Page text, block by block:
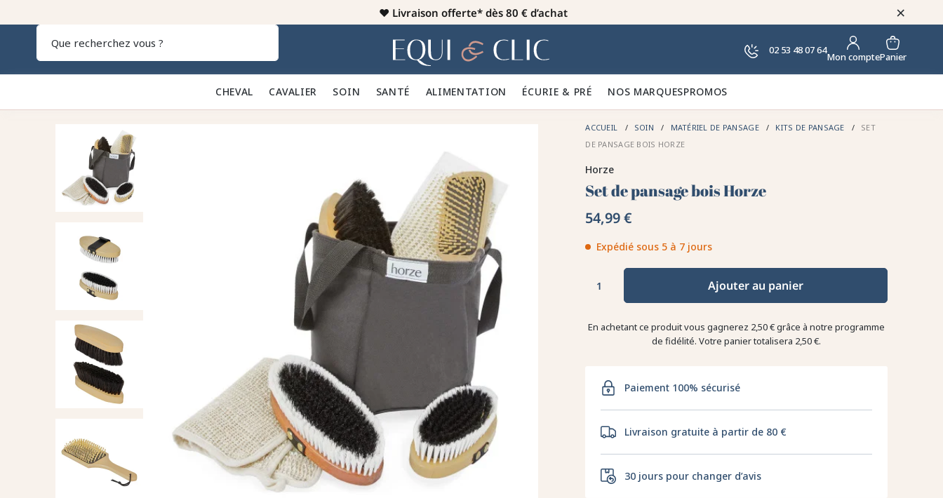
♥️ Livraison offerte* dès 80 € d’achat ×
Home 02 53 48 07 64
Mon comptePanier
CHEVAL 🐎 CAVALIER 👕 SOIN 🪮 SANTÉ ✨ ALIMENTATION 🥕 ÉCURIE & PRÉ 🍃 NOS MARQUESPROMOS
ACCUEIL SOIN MATÉRIEL DE PANSAGE KITS DE PANSAGE
SET
DE PANSAGE BOIS HORZE
Horze
Set de pansage bois Horze
54,99 €
Expédié sous 5 à 7 jours
Ajouter au panier
En achetant ce produit vous gagnerez 2,50 €grâce à notre programme
de fidélité. Votre panier totalisera 2,50 €.
Paiement 100% sécurisé
Livraison gratuite à partir de 80 €
30 jours pour changer d’avis